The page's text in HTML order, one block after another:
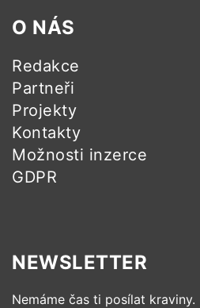
O NÁS
Redakce
Partneři
Projekty
Kontakty
Možnosti inzerce
GDPR
NEWSLETTER
Nemáme čas ti posílat kraviny.